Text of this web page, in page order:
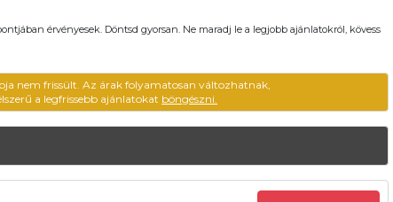
érvényesek. Döntsd gyorsan. Ne maradj le a legjobb ajánlatokról, kövess
nem frissült. Az árak folyamatosan változhatnak,
a legfrissebb ajánlatokat böngészni.